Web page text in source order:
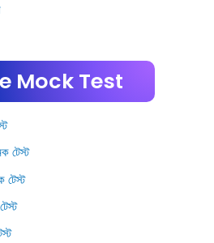
Mock Test
টেস্ট
টেস্ট